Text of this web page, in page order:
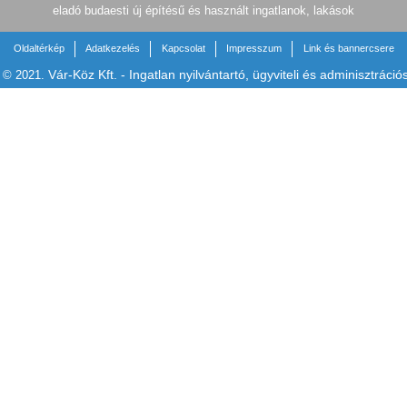
eladó budaesti új építésű és használt ingatlanok, lakások
Oldaltérkép Adatkezelés Kapcsolat Impresszum Link és bannercsere
© 2021. Vár-Köz Kft. - Ingatlan nyilvántartó, ügyviteli és